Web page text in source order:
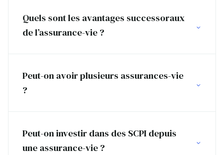
Quels sont les avantages successoraux
de l’assurance-vie ?
Peut-on avoir plusieurs assurances-vie
?
Peut-on investir dans des SCPI depuis
une assurance-vie ?